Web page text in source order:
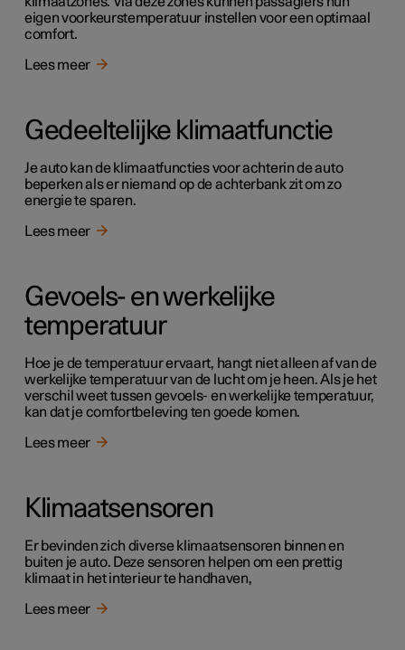
eigen voorkeurstemperatuur instellen voor een optimaal
comfort.
Lees meer
Gedeeltelijke klimaatfunctie
Je auto kan de klimaatfuncties voor achterin de auto
beperken als er niemand op de achterbank zit om zo
energie te sparen.
Lees meer
Gevoels- en werkelijke
temperatuur
Hoe je de temperatuur ervaart, hangt niet alleen af van de
werkelijke temperatuur van de lucht om je heen. Als je het
verschil weet tussen gevoels- en werkelijke temperatuur,
kan dat je comfortbeleving ten goede komen.
Lees meer
Klimaatsensoren
Er bevinden zich diverse klimaatsensoren binnen en
buiten je auto. Deze sensoren helpen om een prettig
klimaat in het interieur te handhaven,
Lees meer